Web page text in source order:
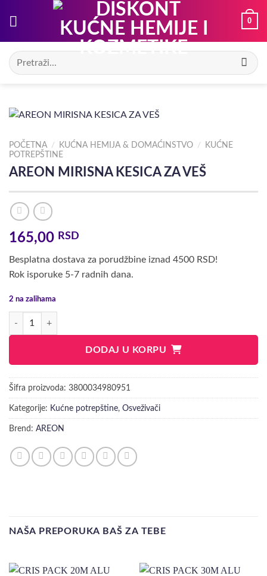
0
Pretraga
za:
POČETNA / KUĆNA HEMIJA & DOMAĆINSTVO /
KUĆNE
POTREPŠTINE
AREON MIRISNA KESICA ZA VEŠ
165,00 RSD
Besplatna dostava za porudžbine iznad 4500 RSD!
Rok isporuke 5-7 radnih dana.
2 na zalihama
AREON MIRISNA KESICA ZA VEŠ količina
DODAJ U KORPU
Šifra proizvoda: 3800034980951
Kategorije: Kućne potrepštine, Osveživači
Brend: AREON
NAŠA PREPORUKA BAŠ ZA TEBE